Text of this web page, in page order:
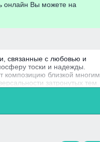
онлайн Вы можете на
связанные с любовью и
тоски и надежды.
композицию близкой многим
затронутых тем.
завоевала популярность